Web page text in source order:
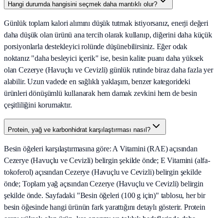
Hangi durumda hangisini seçmek daha mantıklı olur?
Günlük toplam kalori alımını düşük tutmak istiyorsanız, enerji değeri
daha düşük olan ürünü ana tercih olarak kullanıp, diğerini daha küçük
porsiyonlarla destekleyici rolünde düşünebilirsiniz. Eğer odak
noktanız "daha besleyici içerik" ise, besin kalite puanı daha yüksek
olan Cezerye (Havuçlu ve Cevizli) günlük rutinde biraz daha fazla yer
alabilir. Uzun vadede en sağlıklı yaklaşım, benzer kategorideki
ürünleri dönüşümlü kullanarak hem damak zevkini hem de besin
çeşitliliğini korumaktır.
Protein, yağ ve karbonhidrat karşılaştırması nasıl?
Besin öğeleri karşılaştırmasına göre: A Vitamini (RAE) açısından
Cezerye (Havuçlu ve Cevizli) belirgin şekilde önde; E Vitamini (alfa-
tokoferol) açısından Cezerye (Havuçlu ve Cevizli) belirgin şekilde
önde; Toplam yağ açısından Cezerye (Havuçlu ve Cevizli) belirgin
şekilde önde. Sayfadaki "Besin öğeleri (100 g için)" tablosu, her bir
besin öğesinde hangi ürünün fark yarattığını detaylı gösterir. Protein